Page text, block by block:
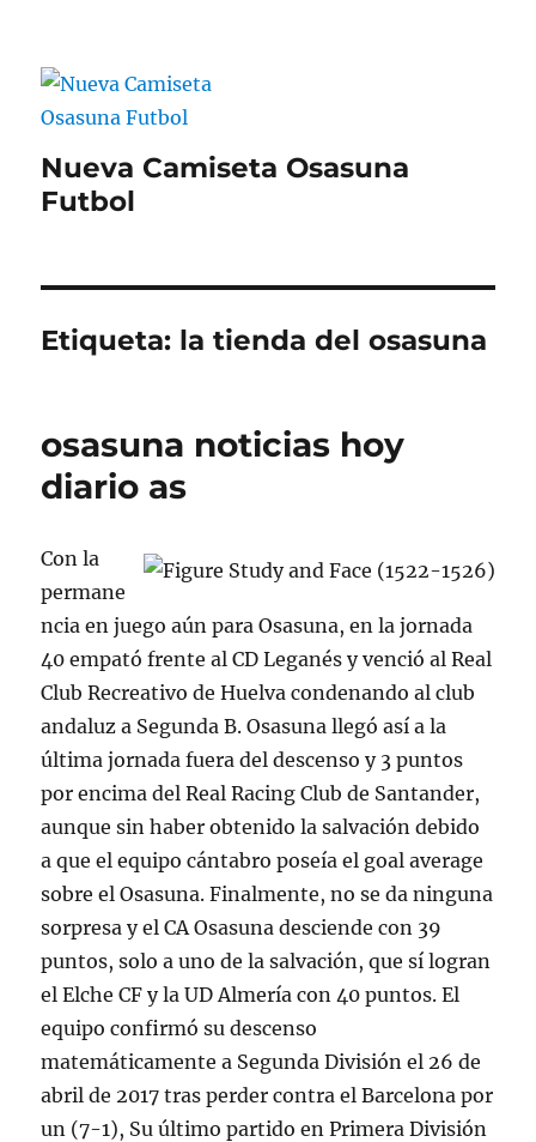
Nueva Camiseta Osasuna
Futbol
Etiqueta: la tienda del osasuna
osasuna noticias hoy
diario as
Con la
permane
ncia en juego aún para Osasuna, en la jornada
40 empató frente al CD Leganés y venció al Real
Club Recreativo de Huelva condenando al club
andaluz a Segunda B. Osasuna llegó así a la
última jornada fuera del descenso y 3 puntos
por encima del Real Racing Club de Santander,
aunque sin haber obtenido la salvación debido
a que el equipo cántabro poseía el goal average
sobre el Osasuna. Finalmente, no se da ninguna
sorpresa y el CA Osasuna desciende con 39
puntos, solo a uno de la salvación, que sí logran
el Elche CF y la UD Almería con 40 puntos. El
equipo confirmó su descenso
matemáticamente a Segunda División el 26 de
abril de 2017 tras perder contra el Barcelona por
un (7-1), Su último partido en Primera División